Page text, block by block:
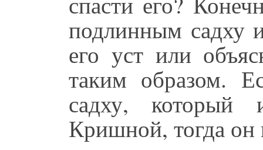
подлинным садху
его уст или
таким образом.
садху, который
Кришной, тогда